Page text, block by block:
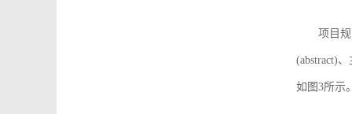
项目
(abstract)
如图3所示。